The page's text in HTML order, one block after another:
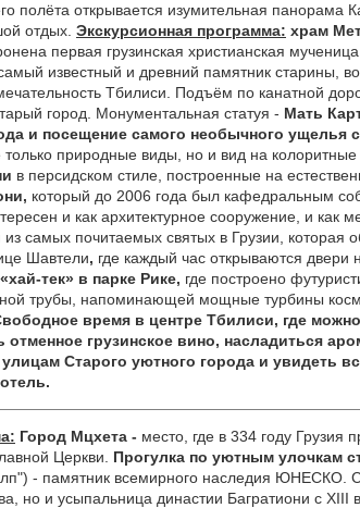
полёта открывается изумительная панорама
отдых. Экскурсионная программа: храм
первая грузинская христианская
известный и древний памятник старины,
Тбилиси. Подъём по канатной
город. Монументальная статуя - Мать
и посещение самого необычного ущелья
природные виды, но и вид на колоритные
в персидском стиле, построенные на
который до 2006 года был кафедральным
и как архитектурное сооружение, и как
самых почитаемых святых в Грузии, которая
Шавтели, где каждый час открываются двери
тек» в парке Рике, где построено
трубы, напоминающей мощные турбины
время в центре Тбилиси, где
отменное грузинское вино, насладиться
улицам Старого уютного города и увидеть
Город Мцхета - место, где в 334 году Грузия
Церкви. Прогулка по уютным улочкам
- памятник всемирного наследия ЮНЕСКО.
но и усыпальница династии Багратиони с